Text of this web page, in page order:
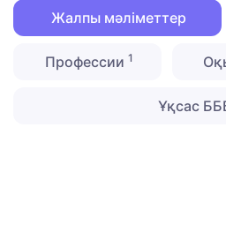
Жалпы мәліметтер
Профессии 1
Ұқсас